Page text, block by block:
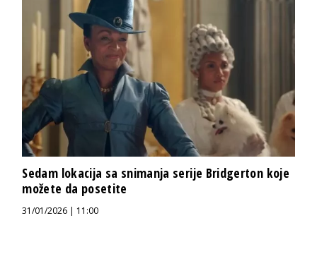
Sedam lokacija sa snimanja serije Bridgerton koje
možete da posetite
31/01/2026 | 11:00